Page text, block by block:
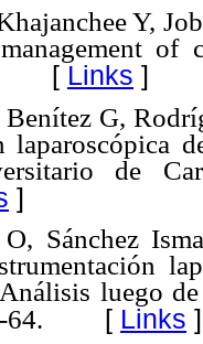
Y,
of
[ Links ]
Benítez G,
laparoscópica
de
]
Sánchez
luego
64. [ Links ]